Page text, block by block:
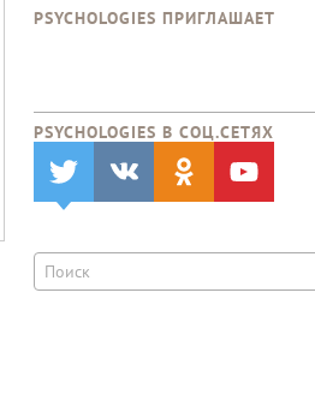
PSYCHOLOGIES ПРИГЛАШАЕТ
PSYCHOLOGIES В CОЦ.СЕТЯХ